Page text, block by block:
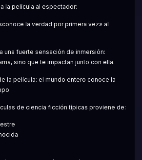
la película al espectador:
la verdad por primera vez» al
una fuerte sensación de inmersión:
sino que te impactan junto con ella.
la película: el mundo entero conoce la
de ciencia ficción típicas proviene de: